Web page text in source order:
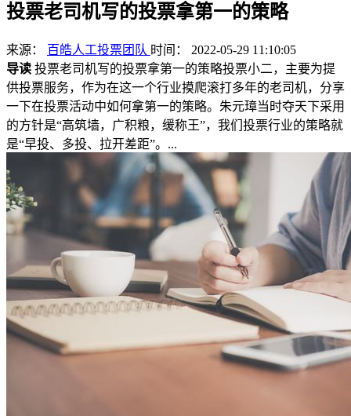
投票老司机写的投票拿第一的策略
来源： 百皓人工投票团队 时间： 2022-05-29 11:10:05
导读 投票老司机写的投票拿第一的策略投票小二，主要为提
供投票服务，作为在这一个行业摸爬滚打多年的老司机，分享
一下在投票活动中如何拿第一的策略。朱元璋当时夺天下采用
的方针是“高筑墙，广积粮，缓称王”，我们投票行业的策略就
是“早投、多投、拉开差距”。...